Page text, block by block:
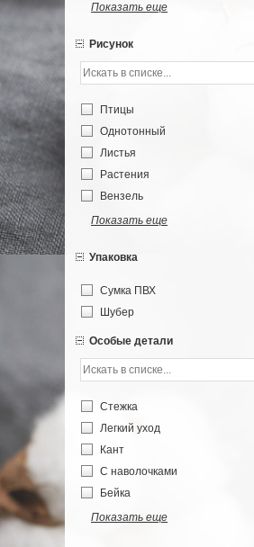
Показать еще
Рисунок
Птицы
Однотонный
Листья
Растения
Вензель
Показать еще
Упаковка
Сумка ПВХ
Шубер
Особые детали
Стежка
Легкий уход
Кант
С наволочками
Бейка
Показать еще